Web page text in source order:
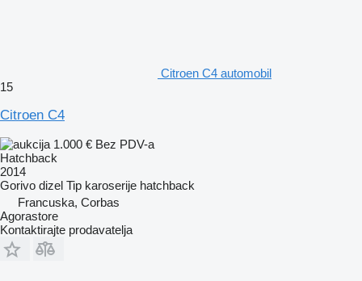
Citroen C4 automobil
15
Citroen C4
1.000 € Bez PDV-a
Hatchback
2014
Gorivo dizel Tip karoserije hatchback
Francuska, Corbas
Agorastore
Kontaktirajte prodavatelja